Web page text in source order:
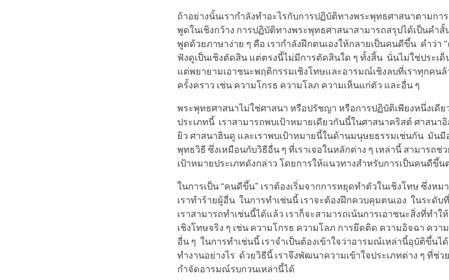
ถ้าอย่างนั้นเรากำลังทำอะไรกับการปฏิบัติทางพระพุทธศาสนาตามกา
พูดในเชิงกว้าง การปฏิบัติทางพระพุทธศาสนาสามารถสรุปได้เป็นคำสั้
พูดด้วยภาษาง่าย ๆ คือ เรากำลังฝึกตนเองให้กลายเป็นคนดีขึ้น คำว่า
ฟังดูเป็นเชิงตัดสิน แต่ตรงนี้ไม่มีการตัดสินใด ๆ ทั้งสิ้น นั่นไม่ใช่ประเด็น
แต่พยายามเอาชนะพฤติกรรมเชิงโทษและอารมณ์เชิงลบที่เราทุกคนล้
ครั้งคราว เช่น ความโกรธ ความโลภ ความเห็นแก่ตัว และอื่น ๆ
พระพุทธศาสนาไม่ใช่ศาสนา หรือปรัชญา หรือการปฏิบัติเพียงหนึ่งเดีย
ประเภทนี้ เราสามารถพบเป้าหมายเดียวกันนี้ในศาสนาคริสต์ ศาสนา
ยิว ศาสนาฮินดู และเราพบเป้าหมายนี้ในด้านมนุษยธรรมเช่นกัน มัน
พุทธวิธี ซึ่งเหมือนกับวิธีอื่น ๆ ที่เราเจอในหลักต่าง ๆ เหล่านี้ สามารถช่ว
เป้าหมายประเภทดังกล่าว โดยการให้แนวทางสำหรับการเป็นคนดีขึ้
ในการเป็น “คนดีขึ้น” เราต้องเริ่มจากการหยุดทำตัวในเชิงโทษ ซึ่งห
เราทำร้ายผู้อื่น ในการทำเช่นนี้ เราจะต้องฝึกควบคุมตนเอง ในระดับ
เราสามารถทำเช่นนี้ได้แล้ว เราก็จะสามารถเน้นการเอาชนะสิ่งที่ทำใ
เชิงโทษจริง ๆ เช่น ความโกรธ ความโลภ การยึดติด ความอิจฉา ควา
อื่น ๆ ในการทำเช่นนี้ เราจำเป็นต้องเข้าใจว่าอารมณ์เหล่านี้อุบัติขึ้นไ
ทำงานอย่างไร ด้วยวิธีนี้ เราจึงพัฒนาความเข้าใจประเภทต่าง ๆ ที่ช่
กำจัดอารมณ์รบกวนเหล่านี้ได้